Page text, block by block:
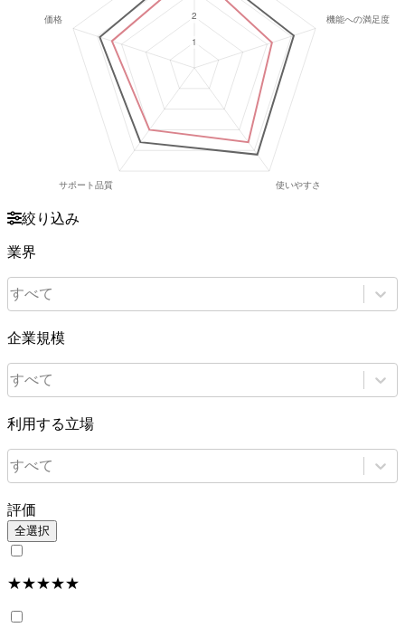
絞り込み
業界
すべて
企業規模
すべて
利用する立場
すべて
評価
全選択
★★★★★